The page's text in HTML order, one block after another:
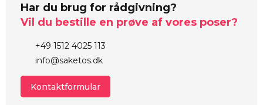
Har du brug for rådgivning?
Vil du bestille en prøve af vores poser?
+49 1512 4025 113
info@saketos.dk
Kontaktformular